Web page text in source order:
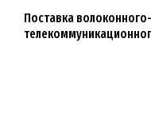
содержимому
Поставка